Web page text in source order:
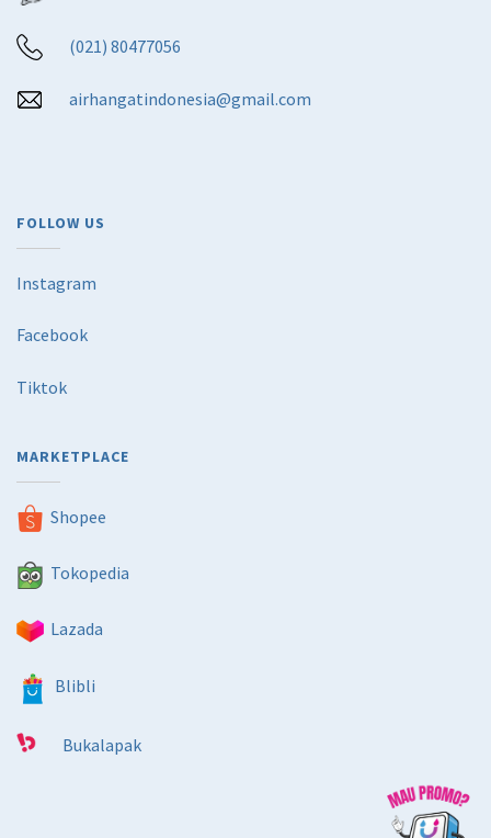
(021) 80477056
airhangatindonesia@gmail.com
FOLLOW US
Instagram
Facebook
Tiktok
MARKETPLACE
Shopee
Tokopedia
Lazada
Blibli
Bukalapak